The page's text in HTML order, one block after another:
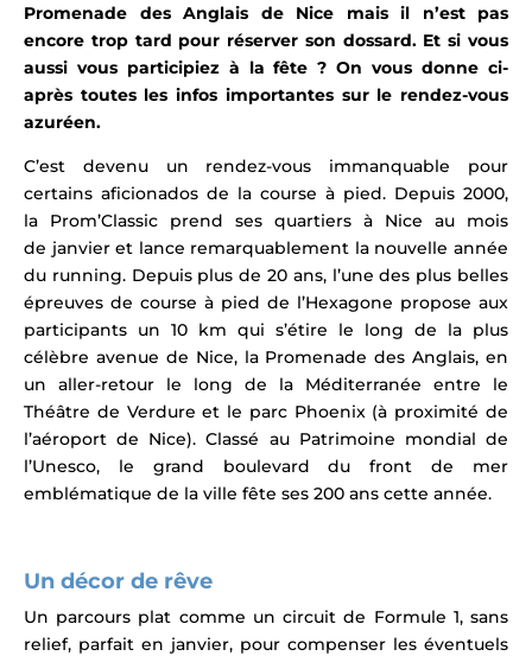
Promenade des Anglais de Nice mais il n’est pas
encore trop tard pour réserver son dossard. Et si vous
aussi vous participiez à la fête ?On vous donne ci-
après toutes les infos importantes sur le rendez-vous
azuréen.
C’est devenu un rendez-vous immanquable pour
certains aficionados de la course à pied. Depuis 2000,
la Prom’Classic prend ses quartiers à Nice au mois
de janvier et lance remarquablement la nouvelle année
du running. Depuis plus de 20 ans, l’une des plus belles
épreuves de course à pied de l’Hexagone propose aux
participants un 10 km qui s’étire le long de la plus
célèbre avenue de Nice, la Promenade des Anglais, en
un aller-retour le long de la Méditerranée entre le
Théâtre de Verdure et le parc Phoenix (à proximité de
l’aéroport de Nice). Classé au Patrimoine mondial de
l’Unesco, le grand boulevard du front de mer
emblématique de la ville fête ses 200 ans cette année.
Un décor de rêve
Un parcours plat comme un circuit de Formule 1, sans
relief, parfait en janvier, pour compenser les éventuels